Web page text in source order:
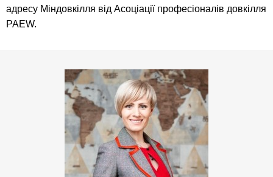
адресу Міндовкілля від Асоціації професіоналів довкілля
PAEW.